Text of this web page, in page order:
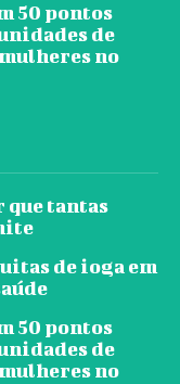
50 pontos
de
no
que tantas
de ioga em
50 pontos
de
no